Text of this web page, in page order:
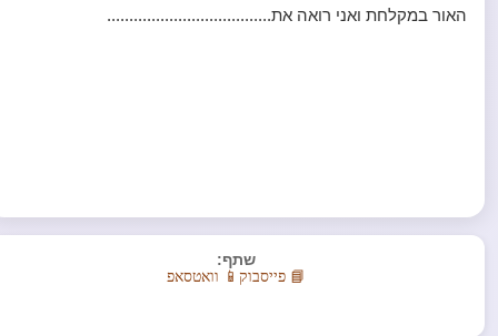
האור במקלחת ואני רואה את.....................................
שתף:
📘 פייסבוק 📱 וואטסאפ